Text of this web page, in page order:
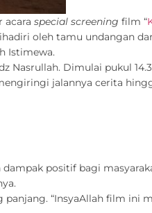
acara special screening film “
oleh tamu undangan
Istimewa.
Nasrullah. Dimulai pukul
jalannya cerita
positif bagi
“InsyaAllah film ini